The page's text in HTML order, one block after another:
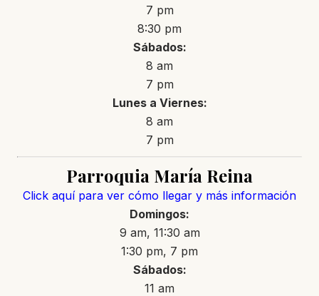
7 pm
8:30 pm
Sábados:
8 am
7 pm
Lunes a Viernes:
8 am
7 pm
Parroquia María Reina
Click aquí para ver cómo llegar y más información
Domingos:
9 am, 11:30 am
1:30 pm, 7 pm
Sábados:
11 am